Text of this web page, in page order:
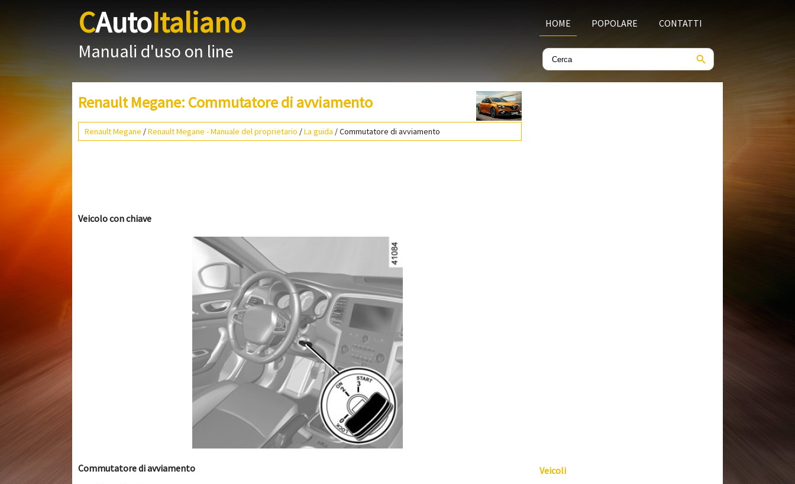
CAutoItaliano
Manuali d'uso on line
HOME POPOLARE CONTATTI
Renault Megane: Commutatore di avviamento
Renault Megane /Renault Megane - Manuale del proprietario /La guida / Commutatore di avviamento
Veicolo con chiave
Commutatore di avviamento
Veicoli